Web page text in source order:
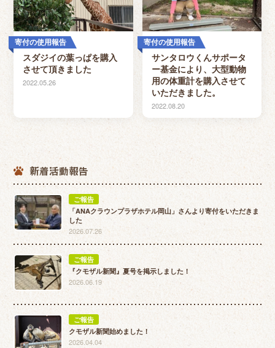
寄付の使用報告
スダジイの葉っぱを購入
させて頂きました
2022.05.26
寄付の使用報告
サンタロウくんサポータ
ー基金により、大型動物
用の体重計を購入させて
いただきました。
2022.08.20
新着活動報告
ご報告
「ANAクラウンプラザホテル岡山」さんより寄付をいただきま
した
2026.07.26
ご報告
『クモザル新聞』夏号を掲示しました！
2026.06.19
ご報告
クモザル新聞始めました！
2026.04.04